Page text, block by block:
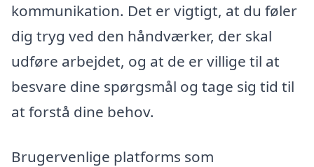
kommunikation. Det er vigtigt, at du føler
dig tryg ved den håndværker, der skal
udføre arbejdet, og at de er villige til at
besvare dine spørgsmål og tage sig tid til
at forstå dine behov.
Brugervenlige platforms som